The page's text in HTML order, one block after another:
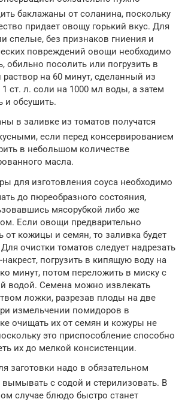
баклажаны от соланина, поскольку
придает овощу горький вкус. Для
спелые, без признаков гниения и
повреждений овощи необходимо
обильно посолить или погрузить в
раствор на 60 минут, сделанный из
1 ст. л. соли на 1000 мл воды, а затем
и обсушить.
в заливке из томатов получатся
если перед консервированием
в небольшом количестве
масла.
для изготовления соуса необходимо
до пюреобразного состояния,
мясорубкой либо же
Если овощи предварительно
от кожицы и семян, то заливка будет
очистки томатов следует надрезать
накрест, погрузить в кипящую воду на
минут, потом переложить в миску с
водой. Семена можно извлекать
ложки, разрезав плоды на две
измельчении помидоров в
очищать их от семян и кожуры не
это приспособление способно
их до мелкой консистенции.
заготовки надо в обязательном
вымывать с содой и стерилизовать. В
случае блюдо быстро станет